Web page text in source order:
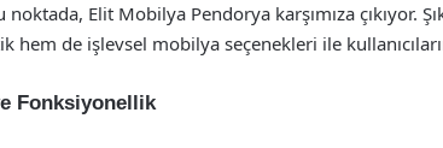
Elit Mobilya Pendorya karşımıza çıkıyor.
hem de işlevsel mobilya seçenekleri ile
Fonksiyonellik